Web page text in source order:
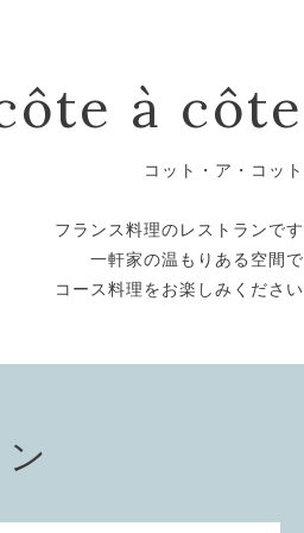
à côte
コット・ア・コット
フランス料理のレストランです
一軒家の温もりある空間で
コース料理をお楽しみください